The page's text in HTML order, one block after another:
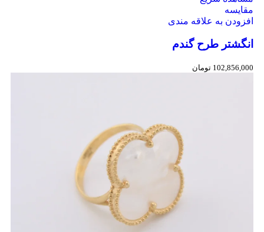
مقایسه
افزودن به علاقه مندی
انگشتر طرح گندم
102,856,000 تومان